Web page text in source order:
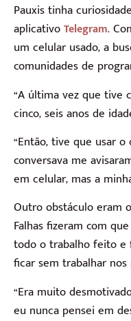
Pauxis tinha
aplicativoTelegram.
um celular usado, a
comunidades de
“A última vez que tive
cinco, seis anos de
“Então, tive que usar
conversava me
em celular, mas a
Outro obstáculo eram
Falhas fizeram com
todo o trabalho feito e
ficar sem trabalhar
“Era muito
eu nunca pensei em